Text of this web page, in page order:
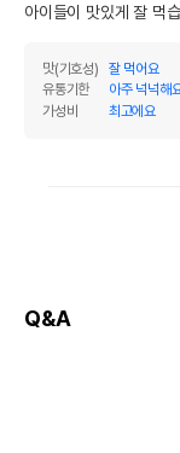
아이들이 맛있게 잘 먹
맛(기호성)
잘 먹어요
유통기한
아주 넉넉해
가성비
최고에요
Q&A